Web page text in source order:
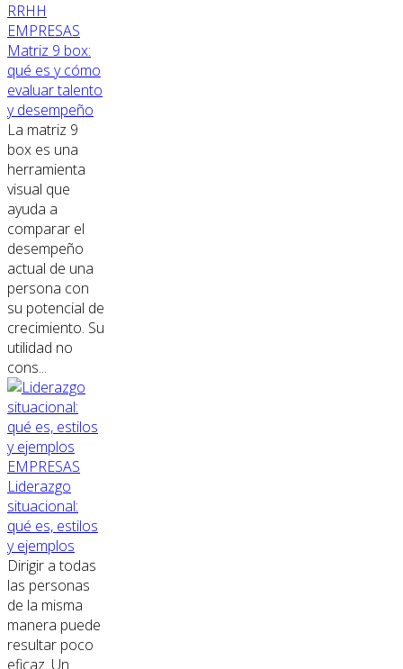
RRHH
EMPRESAS
Matriz 9 box:
qué es y cómo
evaluar talento
y desempeño
La matriz 9
box es una
herramienta
visual que
ayuda a
comparar el
desempeño
actual de una
persona con
su potencial de
crecimiento. Su
utilidad no
cons...
EMPRESAS
Liderazgo
situacional:
qué es, estilos
y ejemplos
Dirigir a todas
las personas
de la misma
manera puede
resultar poco
eficaz. Un